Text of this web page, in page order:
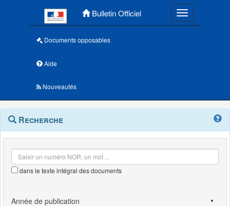
Bulletin Officiel Toggle
Documents opposables
Aide
Nouveautés
Navigation
outils
Menu
contextuel
Recherche
dans le texte intégral des documents